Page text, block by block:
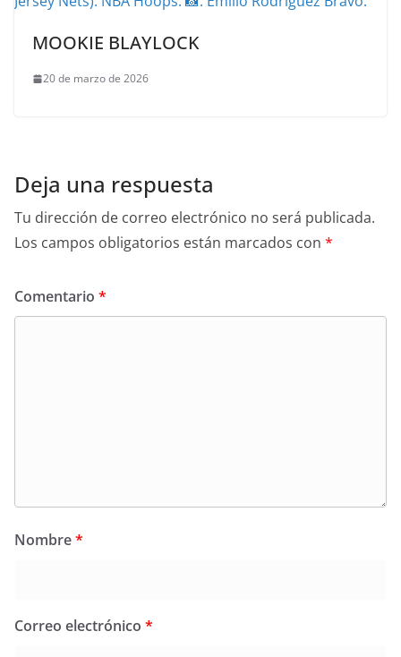
MOOKIE BLAYLOCK
20 de marzo de 2026
Deja una respuesta
Tu dirección de correo electrónico no será publicada.
Los campos obligatorios están marcados con *
Comentario *
Nombre*
Correo electrónico *